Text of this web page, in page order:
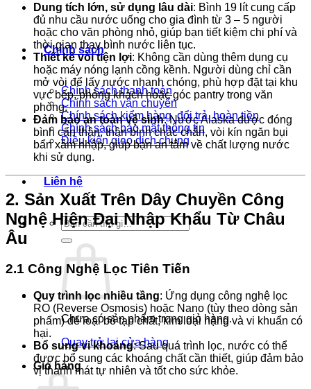
Chính sách
Chính sách thanh toán
Chính sách vận chuyển
Chính sách kiểm hàng, đổi trả, hoàn tiền
Chính sách bảo mật thông tin
Điều kiện giao dịch chung
Liên hệ
Tìm
kiếm:
Chưa có sản phẩm trong giỏ hàng.
Quay trở lại cửa hàng
Giỏ hàng
Dung tích lớn, sử dụng lâu dài: Bình 19 lít cung cấp
đủ nhu cầu nước uống cho gia đình từ 3 – 5 người
hoặc cho văn phòng nhỏ, giúp bạn tiết kiệm chi phí và
thời gian thay bình nước liên tục.
Thiết kế vòi tiện lợi: Không cần dùng thêm dụng cụ
hoặc máy nóng lạnh cồng kềnh. Người dùng chỉ cần
mở vòi để lấy nước nhanh chóng, phù hợp đặt tại khu
vực bếp, phòng khách hoặc góc pantry trong văn
phòng.
Đảm bảo an toàn vệ sinh: Nước Alaska được đóng
bình cẩn thận, thân bình chắc chắn, vòi kín ngăn bụi
bẩn xâm nhập, giúp bạn an tâm về chất lượng nước
khi sử dụng.
2. Sản Xuất Trên Dây Chuyền Công
Nghệ Hiện Đại Nhập Khẩu Từ Châu
Âu
2.1 Công Nghệ Lọc Tiên Tiến
Quy trình lọc nhiều tầng: Ứng dụng công nghệ lọc
RO (Reverse Osmosis) hoặc Nano (tùy theo dòng sản
phẩm) để loại bỏ tạp chất, kim loại nặng và vi khuẩn có
hại.
Bổ sung vi khoáng: Sau quá trình lọc, nước có thể
được bổ sung các khoáng chất cần thiết, giúp đảm bảo
vị thanh mát tự nhiên và tốt cho sức khỏe.